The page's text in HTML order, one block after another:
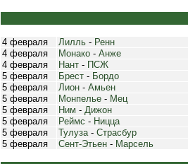
4 февраля Лилль - Ренн
4 февраля
Монако - Анже
4 февраля
Нант - ПСЖ
5 февраля
Брест - Бордо
5 февраля
Лион - Амьен
5 февраля
Монпелье - Мец
5 февраля
Ним - Дижон
5 февраля
Реймс - Ницца
5 февраля
Тулуза- Страсбур
5 февраля
Сент-Этьен - Марсель